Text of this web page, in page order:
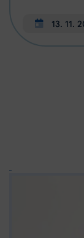
13. 11.